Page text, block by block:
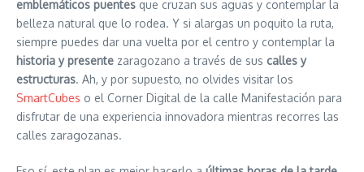
emblemáticos puentes que cruzan sus aguas y contemplar la
belleza natural que lo rodea. Y si alargas un poquito la ruta,
siempre puedes dar una vuelta por el centro y contemplar la
historia y presente zaragozano a través de sus calles y
estructuras. Ah, y por supuesto, no olvides visitar los
SmartCubes o el Corner Digital de la calle Manifestación para
disfrutar de una experiencia innovadora mientras recorres las
calles zaragozanas.